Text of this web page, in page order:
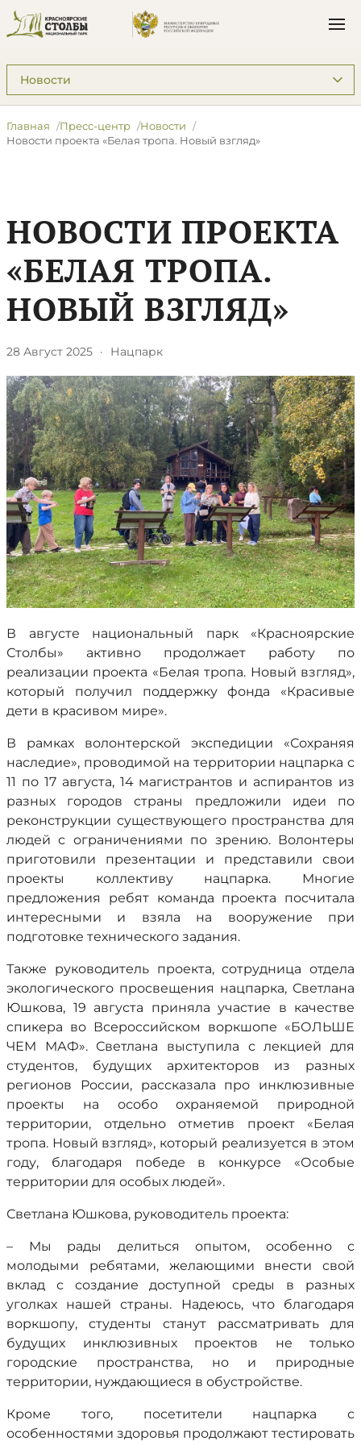
Подразделы: Пресс-центр
Главная Пресс-центр
Новости
Новости проекта «Белая тропа. Новый взгляд»
НОВОСТИ ПРОЕКТА
«БЕЛАЯ ТРОПА.
НОВЫЙ ВЗГЛЯД»
28 Август 2025 · Нацпарк
В августе национальный парк «Красноярские
Столбы» активно продолжает работу по
реализации проекта «Белая тропа. Новый взгляд»,
который получил поддержку фонда «Красивые
дети в красивом мире».
В рамках волонтерской экспедиции «Сохраняя
наследие», проводимой на территории нацпарка с
11 по 17 августа, 14 магистрантов и аспирантов из
разных городов страны предложили идеи по
реконструкции существующего пространства для
людей с ограничениями по зрению. Волонтеры
приготовили презентации и представили свои
проекты коллективу нацпарка. Многие
предложения ребят команда проекта посчитала
интересными и взяла на вооружение при
подготовке технического задания.
Также руководитель проекта, сотрудница отдела
экологического просвещения нацпарка, Светлана
Юшкова, 19 августа приняла участие в качестве
спикера во Всероссийском воркшопе «БОЛЬШЕ
ЧЕМ МАФ». Светлана выступила с лекцией для
студентов, будущих архитекторов из разных
регионов России, рассказала про инклюзивные
проекты на особо охраняемой природной
территории, отдельно отметив проект «Белая
тропа. Новый взгляд», который реализуется в этом
году, благодаря победе в конкурсе «Особые
территории для особых людей».
Светлана Юшкова, руководитель проекта:
– Мы рады делиться опытом, особенно с
молодыми ребятами, желающими внести свой
вклад с создание доступной среды в разных
уголках нашей страны. Надеюсь, что благодаря
воркшопу, студенты станут рассматривать для
будущих инклюзивных проектов не только
городские пространства, но и природные
территории, нуждающиеся в обустройстве.
Кроме того, посетители нацпарка с
особенностями здоровья продолжают тестировать